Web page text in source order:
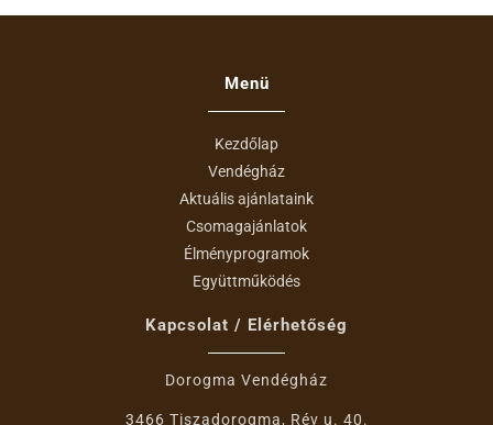
Menü
Kezdőlap
Vendégház
Aktuális ajánlataink
Csomagajánlatok
Élményprogramok
Együttműködés
Kapcsolat / Elérhetőség
Dorogma Vendégház
3466 Tiszadorogma, Rév u. 40.